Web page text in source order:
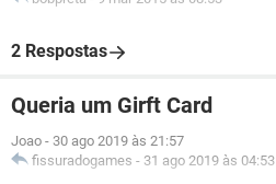
2 Respostas
Queria um Girft Card
Joao - 30 ago 2019 às 21:57
fissuradogames - 31 ago 2019 às 04:53